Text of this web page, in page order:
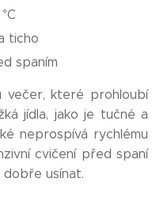
ticho
spaním
večer, které prohloubí
jídla, jako je tučné a
neprospívá rychlému
cvičení před spaní
usínat.